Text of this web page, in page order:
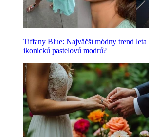
Tiffany Blue: Najväčší módny trend
ikonickú pastelovú modrú?